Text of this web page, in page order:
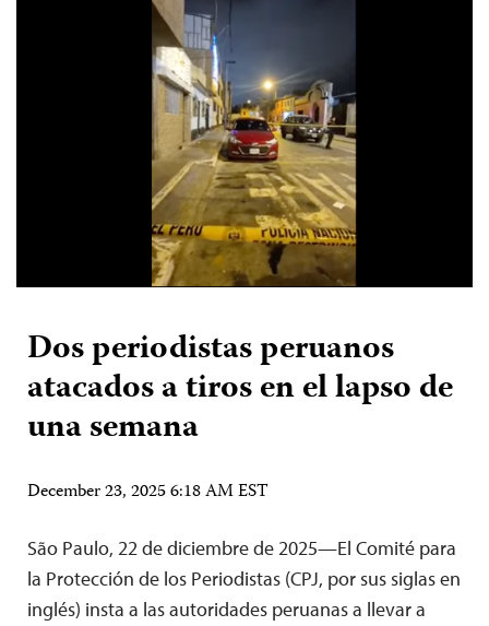
Dos periodistas peruanos
atacados a tiros en el lapso de
una semana
December 23, 2025 6:18 AM EST
São Paulo, 22 de diciembre de 2025—El Comité para
la Protección de los Periodistas (CPJ, por sus siglas en
inglés) insta a las autoridades peruanas a llevar a